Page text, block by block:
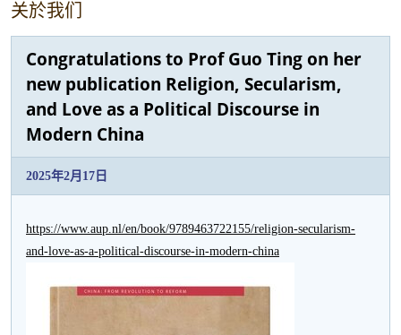
於关於我们
Congratulations to Prof Guo Ting on her
new publication Religion, Secularism,
and Love as a Political Discourse in
Modern China
2025年2月17日
https://www.aup.nl/en/book/9789463722155/religion-secularism-
and-love-as-a-political-discourse-in-modern-china